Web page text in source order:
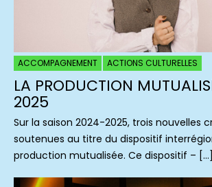
ACCOMPAGNEMENT ACTIONS CULTURELLES
LA PRODUCTION
2025
Sur la saison 2024-2025, trois nouvelles
soutenues au titre du dispositif
production mutualisée. Ce dispositif – […]